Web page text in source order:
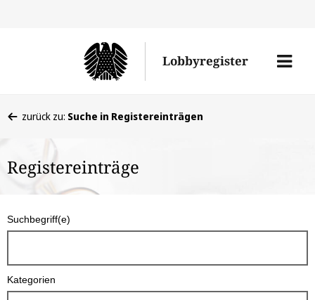
den
Lobbyregister
Menü
befinden
hier:
zurück zu: Suche in Registereinträgen
Registereinträge
u
h
b
Suchbegriff(e)
Kategorien